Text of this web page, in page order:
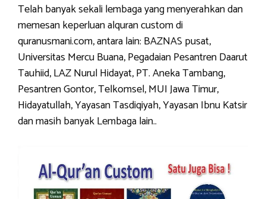
Telah banyak sekali lembaga yang menyerahkan dan
memesan keperluan alquran custom di
quranusmani.com, antara lain: BAZNAS pusat,
Universitas Mercu Buana, Pegadaian Pesantren Daarut
Tauhiid, LAZ Nurul Hidayat, PT. Aneka Tambang,
Pesantren Gontor, Telkomsel, MUI Jawa Timur,
Hidayatullah, Yayasan Tasdiqiyah, Yayasan Ibnu Katsir
dan masih banyak Lembaga lain..